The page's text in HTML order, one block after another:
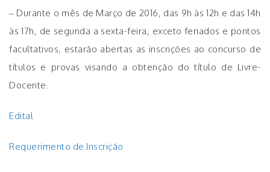
– Durante o mês de Março de 2016, das 9h às 12h e das 14h
às 17h, de segunda a sexta-feira, exceto feriados e pontos
facultativos, estarão abertas as inscrições ao concurso de
títulos e provas visando a obtenção do título de Livre-
Docente.
Edital
Requerimento de Inscrição